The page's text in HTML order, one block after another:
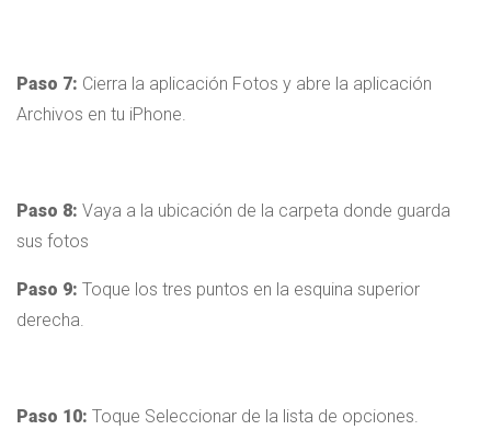
Paso 7: Cierra la aplicación Fotos y abre la aplicación
Archivos en tu iPhone.
Paso 8: Vaya a la ubicación de la carpeta donde guarda
sus fotos
Paso 9: Toque los tres puntos en la esquina superior
derecha.
Paso 10: Toque Seleccionar de la lista de opciones.